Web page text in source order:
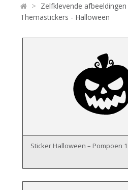
> Zelfklevende afbeeldingen
Themastickers - Halloween
Sticker Halloween – Pompoen 1